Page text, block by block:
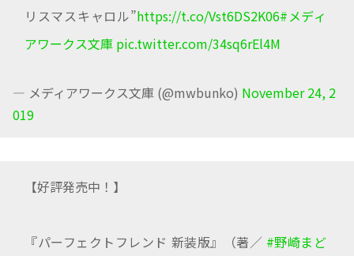
リスマスキャロル”https://t.co/Vst6DS2K06#メディ
アワークス文庫 pic.twitter.com/34sq6rEl4M
— メディアワークス文庫 (@mwbunko) November 24, 2
019
【好評発売中！】
『パーフェクトフレンド 新装版』（著／ #野崎まど